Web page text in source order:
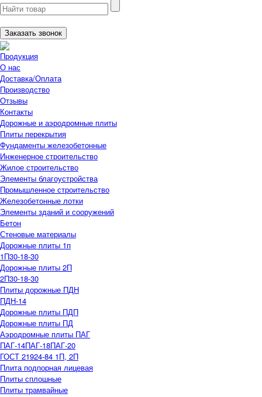
Заказать звонок
Продукция
О нас
Доставка/Оплата
Производство
Отзывы
Контакты
Дорожные и аэродромные плиты
Плиты перекрытия
Фундаменты железобетонные
Инженерное строительство
Жилое строительство
Элементы благоустройства
Промышленное строительство
Железобетонные лотки
Элементы зданий и сооружений
Бетон
Стеновые материалы
Дорожные плиты 1п
1П30-18-30
Дорожные плиты 2П
2П30-18-30
Плиты дорожные ПДН
ПДН-14
Дорожные плиты ПДП
Дорожные плиты ПД
Аэродромные плиты ПАГ
ПАГ-14ПАГ-18ПАГ-20
ГОСТ 21924-84 1П, 2П
Плита подпорная лицевая
Плиты сплошные
Плиты трамвайные